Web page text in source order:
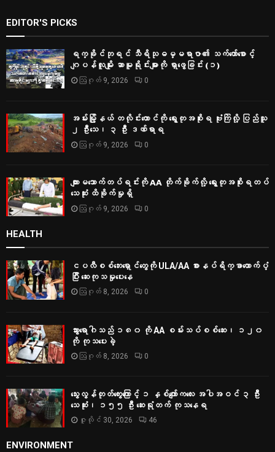
EDITOR'S PICKS
ရက္ခိုင်ဘုရင် သီရိသုဓမ္မရာဇာ၏ သက်တော်စောင့်
ဂျပန်လူမျိုး ဆာမူရိုင်းများကို ရှာဖွေခြင်း (၁)
ဩဂုတ် 9, 2026 0
အမ်းမြို့နယ် တလိုင်းတောင်ကို ရွေးတုအစိုးရ ဗုံးကြဲလို့ ပြည်သူ
၂ ဦးသေ၊ ၃ ဦး ဒဏ်ရာရ
ဩဂုတ် 9, 2026 0
ကျားမသောက်တပ်ရင်းကို AA တိုက်ခိုက်လို့ ရွေးတုအစိုးရတပ်
သေဆုံး ထိခိုက်မှုရှိ
ဩဂုတ် 9, 2026 0
HEALTH
ငပလီစစ်ဘေးရှောင်တွေကို ULA/AA စားနပ်ရိက္ခာထောက်ပံ့
ပြီး ဆေးကုသမှုပေးနေ
ဩဂုတ် 8, 2026 0
သွားရောဂါသည် ၁၈၀ ကို AA စမ်းသပ်စစ်ဆေး၊ ၁၂၀
ကို ကုသပေးခဲ့
ဩဂုတ် 8, 2026 0
သွေးလွန်တုတ်ကွေးကြောင့် ၁ နှစ်ကျော်ကလေး အပါအဝင် ၃ ဦး
သေဆုံး၊ ၁၅၅ ဦး ဆေးရုံတက် ကုသနေရ
ဇူလိုင် 30, 2026 46
ENVIRONMENT